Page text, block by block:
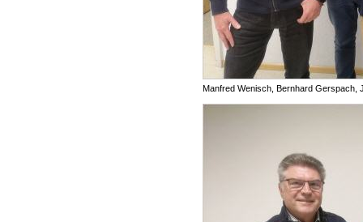
Manfred Wenisch, Bernhard Gerspach,